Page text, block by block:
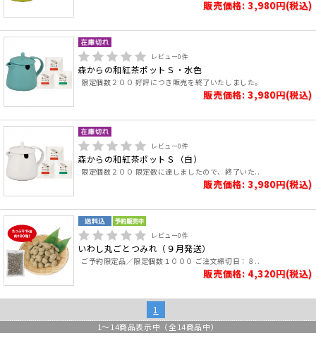
販売価格: 3,980円(税込)
レビュー0件
森からの和紅茶ポットＳ・水色
限定個数２００ 好評につき販売を終了いたしました。
販売価格: 3,980円(税込)
レビュー0件
森からの和紅茶ポットＳ（白）
限定個数２００ 限定数に達しましたので、終了いた..
販売価格: 3,980円(税込)
レビュー0件
いわし丸ごとつみれ（９月発送）
ご予約限定品／限定個数１０００ ご注文締切日：８..
販売価格: 4,320円(税込)
1
1～ 14商品表示中（全 14商品中）